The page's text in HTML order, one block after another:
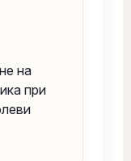
на
при